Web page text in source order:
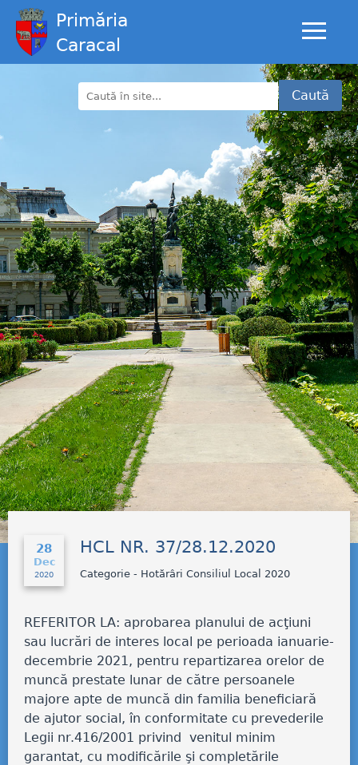
Primăria
Caracal
Caută
28
Dec
2020
HCL NR. 37/28.12.2020
Categorie - Hotărâri Consiliul Local 2020
REFERITOR LA: aprobarea planului de acţiuni
sau lucrări de interes local pe perioada ianuarie-
decembrie 2021, pentru repartizarea orelor de
muncă prestate lunar de către persoanele
majore apte de muncă din familia beneficiară
de ajutor social, în conformitate cu prevederile
Legii nr.416/2001 privind venitul minim
garantat, cu modificările şi completările